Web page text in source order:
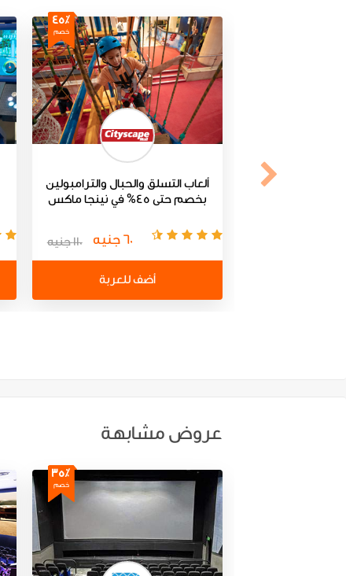
45٪
خصم
ألعاب التسلق والحبال والترامبولين
بخصم حتى 45% في نينجا ماكس
60 جنيه 110 جنيه
أضف للعربة
عروض مشابهة
35٪
خصم